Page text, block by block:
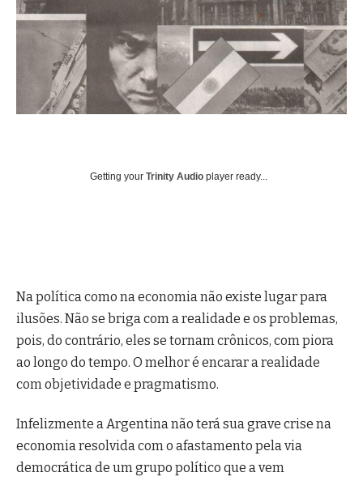
Getting your Trinity Audio player ready...
Na política como na economia não existe lugar para
ilusões. Não se briga com a realidade e os problemas,
pois, do contrário, eles se tornam crônicos, com piora
ao longo do tempo. O melhor é encarar a realidade
com objetividade e pragmatismo.
Infelizmente a Argentina não terá sua grave crise na
economia resolvida com o afastamento pela via
democrática de um grupo político que a vem